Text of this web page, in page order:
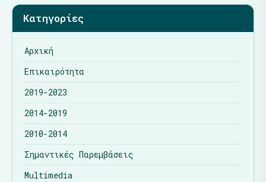
Κατηγορίες
Αρχική
Επικαιρότητα
2019-2023
2014-2019
2010-2014
Σημαντικές Παρεμβάσεις
Multimedia